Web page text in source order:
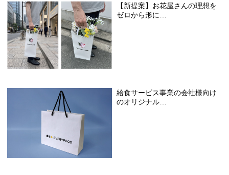
【新提案】お花屋さんの理想を
ゼロから形に…
給食サービス事業の会社様向け
のオリジナル…